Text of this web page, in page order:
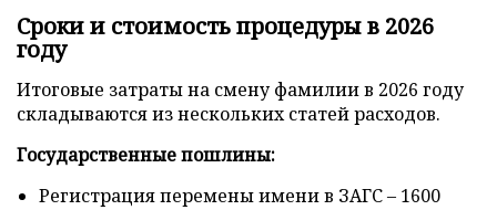
Сроки и стоимость процедуры в 2026
году
Итоговые затраты на смену фамилии в 2026 году
складываются из нескольких статей расходов.
Государственные пошлины:
Регистрация перемены имени в ЗАГС – 1600